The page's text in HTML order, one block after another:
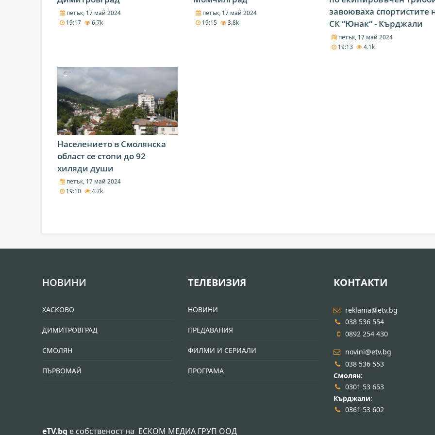
петък, 17 май 2024
19:17
6.7k
петък, 17 май 2024
19:15
3.8k
завоюваха спортистите
СК “Юнак“ - Кърджали
петък, 17 май 2024
19:13
4.1k
Населението в Смолянска
област се стопи до 92
хиляди души
петък, 17 май 2024
19:10
4.7k
НОВИНИ
ХАСКОВО
ДИМИТРОВГРАД
СМОЛЯН
ПЪРВОМАЙ
ТЕЛЕВИЗИЯ
НОВИНИ
ПРЕДАВАНИЯ
ФИЛМИ И СЕРИАЛИ
ПРОГРАМА
КОНТАКТИ
reklama@etv.bg
038 536 554
0892 254 430
novini@etv.bg
038 536 553
Смолян:
0301 53 653
Кърджали:
0361 53 602
eTV.bg е собственост на ЕСКОМ МЕДИА ГРУП ООД